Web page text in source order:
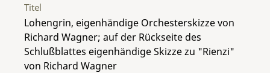
Titel
Lohengrin, eigenhändige Orchesterskizze von
Richard Wagner; auf der Rückseite des
Schlußblattes eigenhändige Skizze zu "Rienzi"
von Richard Wagner